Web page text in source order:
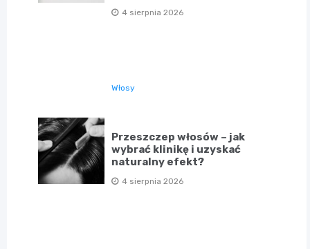
4 sierpnia 2026
Włosy
Przeszczep włosów – jak
wybrać klinikę i uzyskać
naturalny efekt?
4 sierpnia 2026